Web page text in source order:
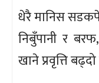
धेरै मानिस
निबुँपानी र
खाने प्रवृत्ति